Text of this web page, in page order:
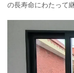
の長寿命にわたって